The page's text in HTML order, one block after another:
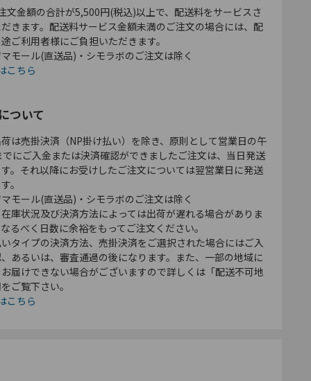
文金額の合計が5,500円(税込)以上で、配送料をサービスさ
きます。配送料サービス金額未満のご注文の場合には、配
ご利用者様にご負担いただきます。
モール(直送品)・シモラボのご注文は除く
こちら
ついて
は売掛決済（NP掛け払い）を除き、原則として営業日の午
にご入金または決済確認ができましたご注文は、当日発送
。それ以降にお受けしたご注文については翌営業日に発送
。
モール(直送品)・シモラボのご注文は除く
庫状況及び決済方法によっては出荷が遅れる場合がありま
るべく日数に余裕をもってご注文ください。
タイプの決済方法、売掛決済をご選択された場合にはご入
あるいは、審査通過の後になります。また、一部の地域に
届けできない場合がございますので詳しくは「配送不可地
ご覧下さい。
こちら